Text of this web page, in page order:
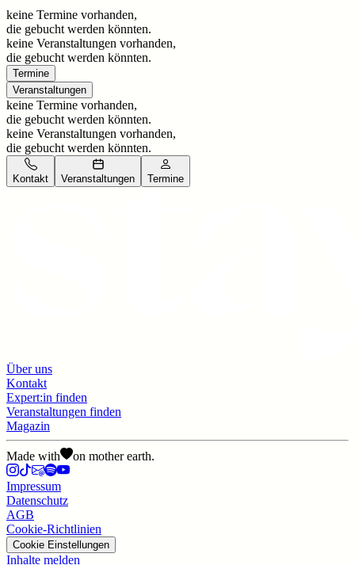
keine Termine vorhanden,
die gebucht werden könnten.
keine Veranstaltungen vorhanden,
die gebucht werden könnten.
Termine
Veranstaltungen
keine Termine vorhanden,
die gebucht werden könnten.
keine Veranstaltungen vorhanden,
die gebucht werden könnten.
Kontakt Veranstaltungen Termine
Über uns
Kontakt
Expert:in finden
Veranstaltungen finden
Magazin
Made with on mother earth.
Impressum
Datenschutz
AGB
Cookie-Richtlinien
Cookie Einstellungen
Inhalte melden